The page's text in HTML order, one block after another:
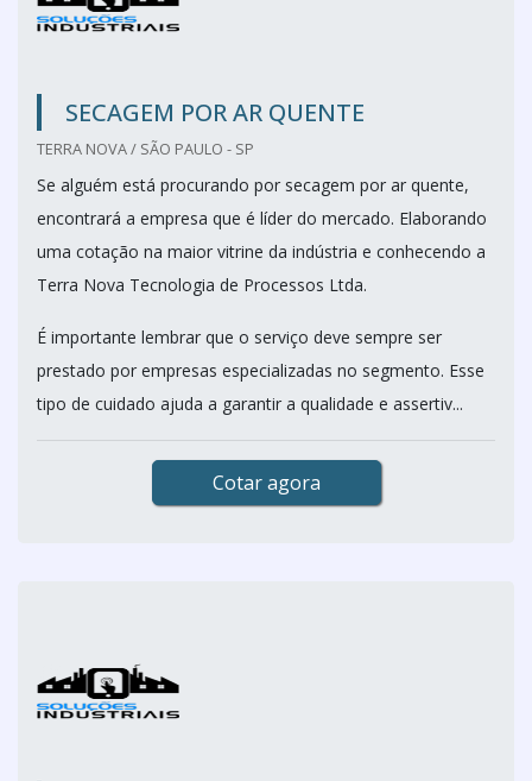
SECAGEM POR AR QUENTE
TERRA NOVA / SÃO PAULO - SP
Se alguém está procurando por secagem por ar quente,
encontrará a empresa que é líder do mercado. Elaborando
uma cotação na maior vitrine da indústria e conhecendo a
Terra Nova Tecnologia de Processos Ltda.
É importante lembrar que o serviço deve sempre ser
prestado por empresas especializadas no segmento. Esse
tipo de cuidado ajuda a garantir a qualidade e assertiv...
Cotar agora